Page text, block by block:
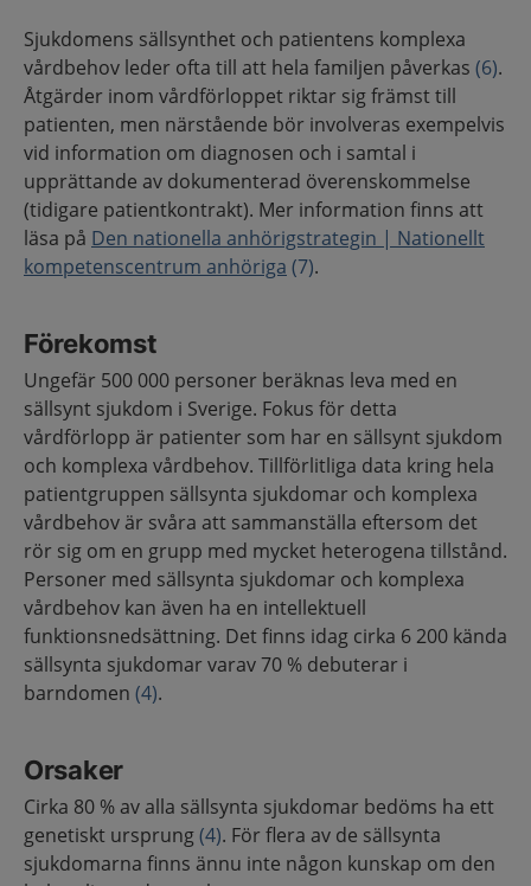
Sjukdomens sällsynthet och patientens komplexa
vårdbehov leder ofta till att hela familjen påverkas (6).
Åtgärder inom vårdförloppet riktar sig främst till
patienten, men närstående bör involveras exempelvis
vid information om diagnosen och i samtal i
upprättande av dokumenterad överenskommelse
(tidigare patientkontrakt). Mer information finns att
läsa på Den nationella anhörigstrategin | Nationellt
kompetenscentrum anhöriga (7).
Förekomst
Ungefär 500 000 personer beräknas leva med en
sällsynt sjukdom i Sverige. Fokus för detta
vårdförlopp är patienter som har en sällsynt sjukdom
och komplexa vårdbehov. Tillförlitliga data kring hela
patientgruppen sällsynta sjukdomar och komplexa
vårdbehov är svåra att sammanställa eftersom det
rör sig om en grupp med mycket heterogena tillstånd.
Personer med sällsynta sjukdomar och komplexa
vårdbehov kan även ha en intellektuell
funktionsnedsättning. Det finns idag cirka 6 200 kända
sällsynta sjukdomar varav 70 % debuterar i
barndomen (4).
Orsaker
Cirka 80 % av alla sällsynta sjukdomar bedöms ha ett
genetiskt ursprung(4). För flera av de sällsynta
sjukdomarna finns ännu inte någon kunskap om den